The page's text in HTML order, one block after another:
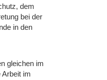
dem
bei der
in den
gleichen im
im